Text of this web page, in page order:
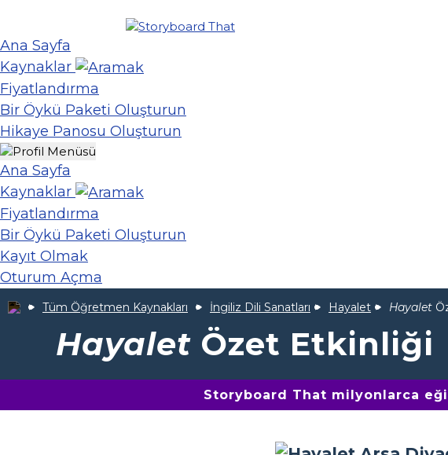
Ana Sayfa
Kaynaklar
Fiyatlandırma
Bir Öykü Paketi Oluşturun
Hikaye Panosu Oluşturun
Ana Sayfa
Kaynaklar
Fiyatlandırma
Bir Öykü Paketi Oluşturun
Kayıt Olmak
Oturum Açma
Tüm Öğretmen Kaynakları İngiliz Dili Sanatları Hayalet Hayalet
Hayalet Özet Etkinliği
Storyboard That milyonlarca